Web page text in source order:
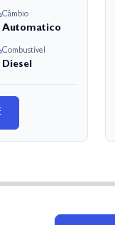
Câmbio
Automatico
Combustível
Diesel